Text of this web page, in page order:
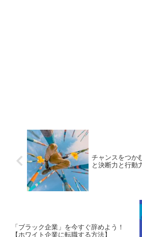
チャンスをつか
と決断力と行動
「ブラック企業」を今すぐ辞めよう！
【ホワイト企業に転職する方法】